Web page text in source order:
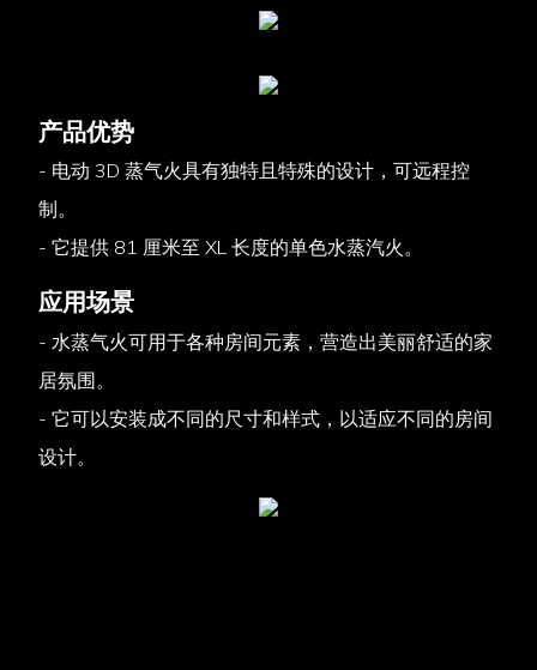
产品优势
- 电动 3D 蒸气火具有独特且特殊的设计，可远程控
制。
- 它提供 81 厘米至 XL 长度的单色水蒸汽火。
应用场景
- 水蒸气火可用于各种房间元素，营造出美丽舒适的家
居氛围。
- 它可以安装成不同的尺寸和样式，以适应不同的房间
设计。